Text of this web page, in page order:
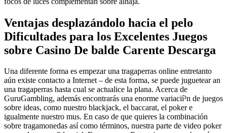
Ventajas desplazándolo hacia el pelo
Dificultades para los Excelentes Juegos
sobre Casino De balde Carente Descarga
Una diferente forma es empezar una tragaperras online entretanto
aún existe contacto a Internet – de esta forma, se puede juguetear an
una tragaperras hasta cual se actualice la plana. Acerca de
GuruGambling, además encontrarás una enorme variacií³n de juegos
sobre ideas, como nuestro blackjack, el baccarat, el poker e
igualmente nuestro mus. En caso de que quieres la combinación
sobre tragamonedas así­ como términos, nuestra parte de video poker